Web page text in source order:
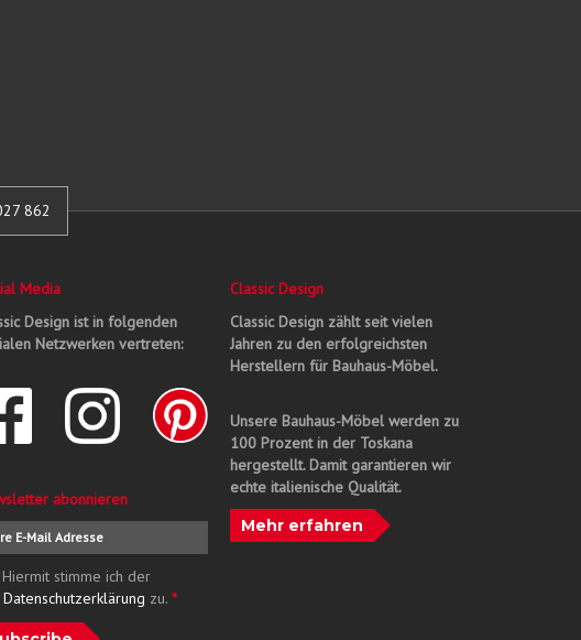
862
Media
Design ist in folgenden
Netzwerken vertreten:
abonnieren
Hiermit stimme ich der
Datenschutzerklärung zu. *
Classic Design
Classic Design zählt seit vielen
Jahren zu den erfolgreichsten
Herstellern für Bauhaus-Möbel.
Unsere Bauhaus-Möbel werden zu
100 Prozent in der Toskana
hergestellt. Damit garantieren wir
echte italienische Qualität.
Mehr erfahren